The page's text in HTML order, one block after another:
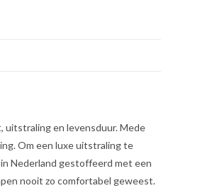
uitstraling en levensduur. Mede
Om een luxe uitstraling te
Nederland gestoffeerd met een
nooit zo comfortabel geweest.